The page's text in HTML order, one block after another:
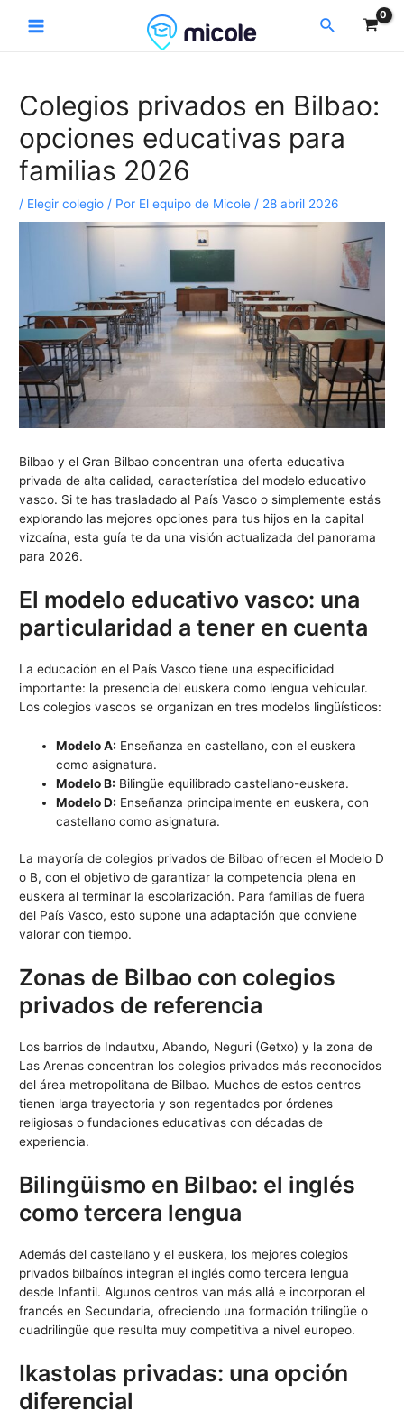
Main
Buscar
Colegios privados en Bilbao:
opciones educativas para
familias 2026
/ Elegir colegio / Por El equipo de Micole / 28 abril 2026
Bilbao y el Gran Bilbao concentran una oferta educativa
privada de alta calidad, característica del modelo educativo
vasco. Si te has trasladado al País Vasco o simplemente estás
explorando las mejores opciones para tus hijos en la capital
vizcaína, esta guía te da una visión actualizada del panorama
para 2026.
El modelo educativo vasco: una
particularidad a tener en cuenta
La educación en el País Vasco tiene una especificidad
importante: la presencia del euskera como lengua vehicular.
Los colegios vascos se organizan en tres modelos lingüísticos:
Modelo A: Enseñanza en castellano, con el euskera
como asignatura.
Modelo B: Bilingüe equilibrado castellano-euskera.
Modelo D: Enseñanza principalmente en euskera, con
castellano como asignatura.
La mayoría de colegios privados de Bilbao ofrecen el Modelo D
o B, con el objetivo de garantizar la competencia plena en
euskera al terminar la escolarización. Para familias de fuera
del País Vasco, esto supone una adaptación que conviene
valorar con tiempo.
Zonas de Bilbao con colegios
privados de referencia
Los barrios de Indautxu, Abando, Neguri (Getxo) y la zona de
Las Arenas concentran los colegios privados más reconocidos
del área metropolitana de Bilbao. Muchos de estos centros
tienen larga trayectoria y son regentados por órdenes
religiosas o fundaciones educativas con décadas de
experiencia.
Bilingüismo en Bilbao: el inglés
como tercera lengua
Además del castellano y el euskera, los mejores colegios
privados bilbaínos integran el inglés como tercera lengua
desde Infantil. Algunos centros van más allá e incorporan el
francés en Secundaria, ofreciendo una formación trilingüe o
cuadrilingüe que resulta muy competitiva a nivel europeo.
Ikastolas privadas: una opción
diferencial